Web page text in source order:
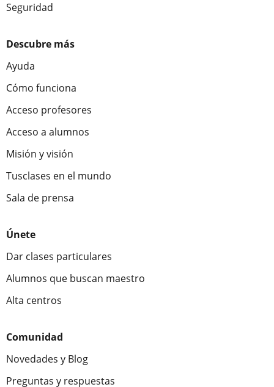
Seguridad
Descubre más
Ayuda
Cómo funciona
Acceso profesores
Acceso a alumnos
Misión y visión
Tusclases en el mundo
Sala de prensa
Únete
Dar clases particulares
Alumnos que buscan maestro
Alta centros
Comunidad
Novedades y Blog
Preguntas y respuestas